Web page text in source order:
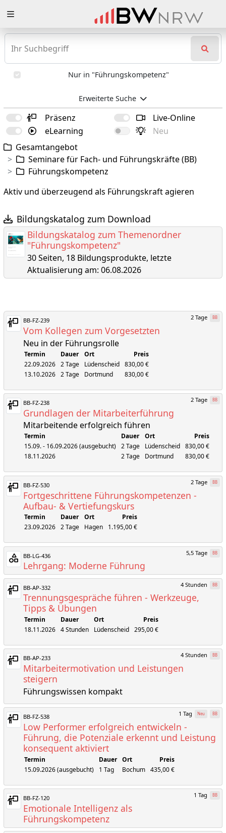
Loading
Loading
Loading
Loading
Nur in "Führungskompetenz"
Erweiterte Suche
Präsenz
Live-Online
eLearning
Neu
Gesamtangebot
Seminare für Fach- und Führungskräfte (BB)
Führungskompetenz
Aktiv und überzeugend als Führungskraft agieren
Bildungskatalog zum Download
Bildungskatalog zum Themenordner
"Führungskompetenz"
30 Seiten, 18 Bildungsprodukte, letzte
Aktualisierung am: 06.08.2026
BB-FZ-239 2 Tage BB
Vom Kollegen zum Vorgesetzten
Neu in der Führungsrolle
Termin Dauer Ort
Preis
22.09.2026
2 Tage Lüdenscheid
830,00 €
13.10.2026
2 Tage Dortmund 830,00 €
BB-FZ-238 2 Tage BB
Grundlagen der Mitarbeiterführung
Mitarbeitende erfolgreich führen
Termin Dauer Ort
Preis
15.09. - 16.09.2026 (ausgebucht)
2 Tage Lüdenscheid
830,00 €
18.11.2026
2 Tage Dortmund 830,00 €
BB-FZ-530 2 Tage BB
Fortgeschrittene Führungskompetenzen -
Aufbau- & Vertiefungskurs
Termin Dauer Ort
Preis
23.09.2026
2 Tage Hagen 1.195,00 €
BB-LG-436 5,5 Tage BB
Lehrgang: Moderne Führung
BB-AP-332 4 Stunden BB
Trennungsgespräche führen - Werkzeuge,
Tipps & Übungen
Termin Dauer Ort
Preis
18.11.2026
4 Stunden Lüdenscheid 295,00 €
BB-AP-233 4 Stunden BB
Mitarbeitermotivation und Leistungen
steigern
Führungswissen kompakt
BB-FZ-538 1 Tag Neu BB
Low Performer erfolgreich entwickeln -
Führung, die Potenziale erkennt und Leistung
konsequent aktiviert
Termin Dauer Ort
Preis
15.09.2026 (ausgebucht)
1 Tag Bochum 435,00 €
BB-FZ-120 1 Tag BB
Emotionale Intelligenz als
Führungskompetenz